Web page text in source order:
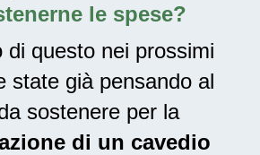
le spese?
di questo nei prossimi
state già pensando al
sostenere per la
di un cavedio